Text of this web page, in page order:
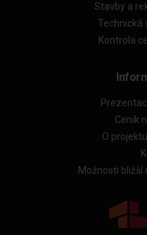
Stavby a
Technická
Kontrola
Ceník
O
Možnosti bližší